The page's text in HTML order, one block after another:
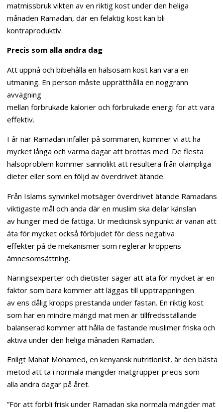
matmissbruk vikten av en riktig kost under den heliga
månaden Ramadan, där en felaktig kost kan bli
kontraproduktiv.
Precis som alla andra dag
Att uppnå och bibehålla en hälsosam kost kan vara en
utmaning. En person måste upprätthålla en noggrann
avvägning
mellan förbrukade kalorier och förbrukade energi för att vara
effektiv.
I år när Ramadan infaller på sommaren, kommer vi att ha
mycket långa och varma dagar att brottas med. De flesta
hälsoproblem kommer sannolikt att resultera från olämpliga
dieter eller som en följd av överdrivet ätande.
Från Islams synvinkel motsäger överdrivet ätande Ramadans
viktigaste mål och anda där en muslim ska delar känslan
av hunger med de fattiga. Ur medicinsk synpunkt är vanan att
äta för mycket också förbjudet för dess negativa
effekter på de mekanismer som reglerar kroppens
ämnesomsättning.
Näringsexperter och dietister säger att äta för mycket är en
faktor som bara kommer att läggas till upptrappningen
av ens dålig kropps prestanda under fastan. En riktig kost
som har en mindre mängd mat men är tillfredsställande
balanserad kommer att hålla de fastande muslimer friska och
aktiva under den heliga månaden Ramadan.
Enligt Mahat Mohamed, en kenyansk nutritionist, är den bästa
metod att ta i normala mängder matgrupper precis som
alla andra dagar på året.
”För att förbli frisk under Ramadan ska normala mängder mat